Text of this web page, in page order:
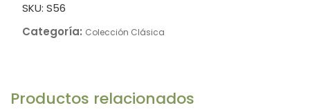
SKU: S56
Categoría: Colección Clásica
Productos relacionados